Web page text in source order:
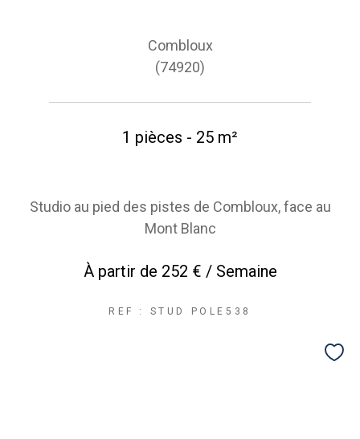
Combloux
(74920)
1 pièces - 25 m²
Studio au pied des pistes de Combloux, face au
Mont Blanc
À partir de 252 € / Semaine
REF : STUD POLE538